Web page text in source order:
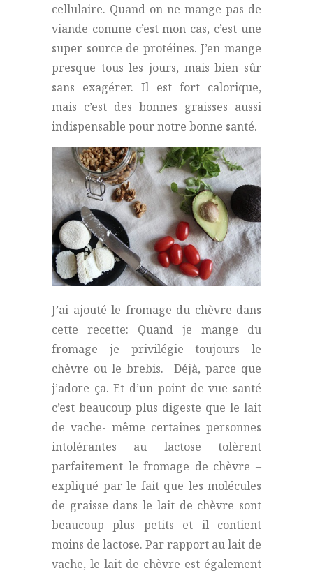
cellulaire. Quand on ne mange pas de
viande comme c’est mon cas, c’est une
super source de protéines. J’en mange
presque tous les jours, mais bien sûr
sans exagérer. Il est fort calorique,
mais c’est des bonnes graisses aussi
indispensable pour notre bonne santé.
J’ai ajouté le fromage du chèvre dans
cette recette: Quand je mange du
fromage je privilégie toujours le
chèvre ou le brebis. Déjà, parce que
j’adore ça. Et d’un point de vue santé
c’est beaucoup plus digeste que le lait
de vache- même certaines personnes
intolérantes au lactose tolèrent
parfaitement le fromage de chèvre –
expliqué par le fait que les molécules
de graisse dans le lait de chèvre sont
beaucoup plus petits et il contient
moins de lactose. Par rapport au lait de
vache, le lait de chèvre est également